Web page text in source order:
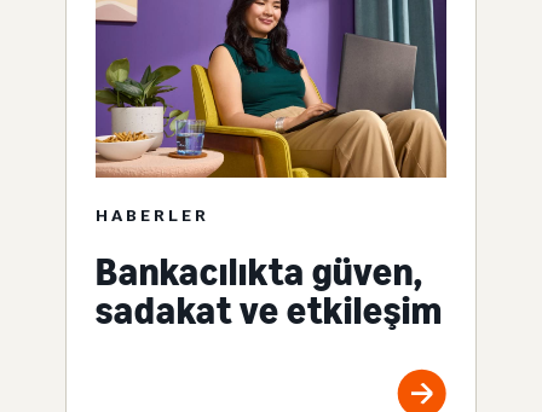
HABERLER
Bankacılıkta güven,
sadakat ve etkileşim